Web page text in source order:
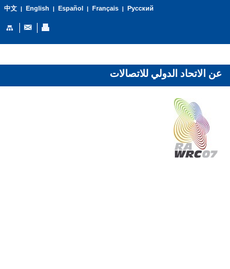
中文| English | Español | Français| Русский
عن الاتحاد الدولي للاتصالات